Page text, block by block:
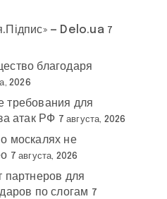
— Delo.ua 7
благодаря
2026
требования для
атак РФ 7 августа, 2026
москалях не
7 августа, 2026
для
по слогам 7